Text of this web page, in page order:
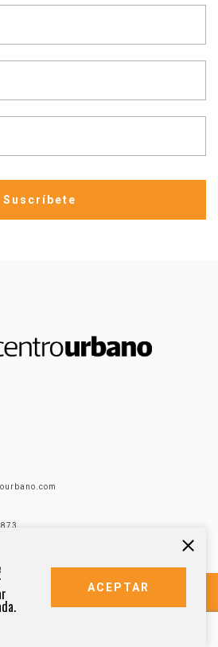
ACEPTAR